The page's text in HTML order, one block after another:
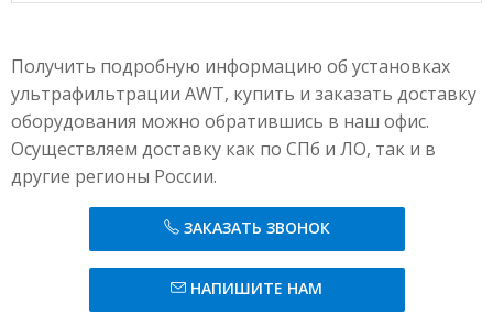
Получить подробную информацию об установках
ультрафильтрации AWT, купить и заказать доставку
оборудования можно обратившись в наш офис.
Осуществляем доставку как по СПб и ЛО, так и в
другие регионы России.
ЗАКАЗАТЬ ЗВОНОК
НАПИШИТЕ НАМ